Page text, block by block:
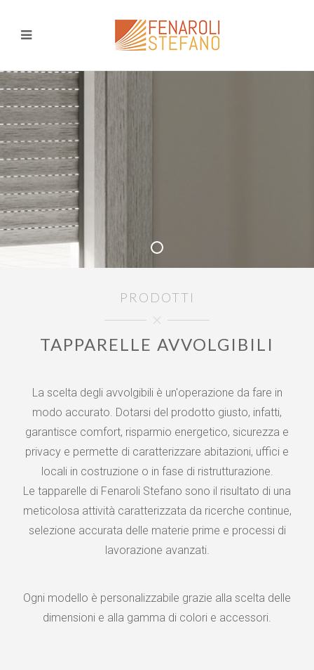
PRODOTTI
TAPPARELLE AVVOLGIBILI
La scelta degli avvolgibili è un'operazione da fare in
modo accurato. Dotarsi del prodotto giusto, infatti,
garantisce comfort, risparmio energetico, sicurezza e
privacy e permette di caratterizzare abitazioni, uffici e
locali in costruzione o in fase di ristrutturazione.
Le tapparelle di Fenaroli Stefano sono il risultato di una
meticolosa attività caratterizzata da ricerche continue,
selezione accurata delle materie prime e processi di
lavorazione avanzati.
Ogni modello è personalizzabile grazie alla scelta delle
dimensioni e alla gamma di colori e accessori.